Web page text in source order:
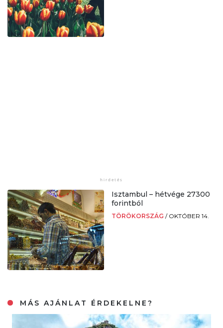
Isztambul – hétvége 27300
forintból
TÖRÖKORSZÁG / OKTÓBER 14.
MÁS AJÁNLAT ÉRDEKELNE?